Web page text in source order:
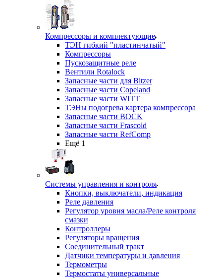
Компрессоры и комплектующие
ТЭН гибкий "пластинчатый"
Компрессоры
Пускозащитные реле
Вентили Rotalock
Запасные части для Bitzer
Запасные части Copeland
Запасные части WITT
ТЭНы подогрева картера компрессора
Запасные части BOCK
Запасные части Frascold
Запасные части RefComp
Ещё 1
Системы управления и контроля
Кнопки, выключатели, индикация
Реле давления
Регулятор уровня масла/Реле контроля
смазки
Контроллеры
Регуляторы вращения
Соединительный тракт
Датчики температуры и давления
Термометры
Термостаты универсальные